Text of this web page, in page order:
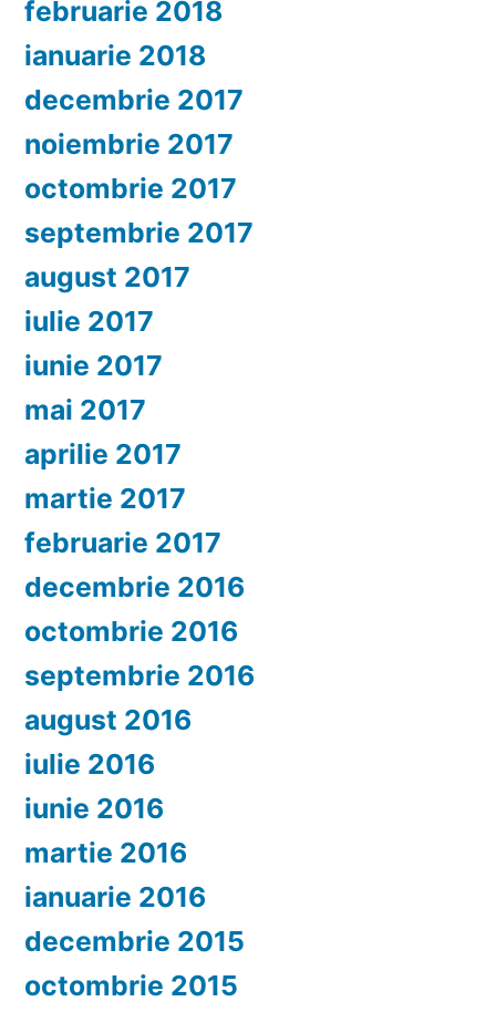
februarie 2018
ianuarie 2018
decembrie 2017
noiembrie 2017
octombrie 2017
septembrie 2017
august 2017
iulie 2017
iunie 2017
mai 2017
aprilie 2017
martie 2017
februarie 2017
decembrie 2016
octombrie 2016
septembrie 2016
august 2016
iulie 2016
iunie 2016
martie 2016
ianuarie 2016
decembrie 2015
octombrie 2015